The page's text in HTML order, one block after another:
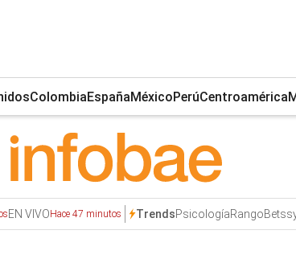
ColombiaEspañaMéxicoPerúCentroamérica
EN VIVOHace 47 minutos TrendsPsicologíaRango